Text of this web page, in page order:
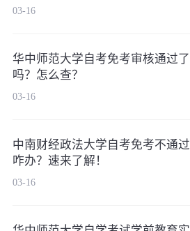
03-16
华中师范大学自考免考审核通过了
吗？怎么查？
03-16
中南财经政法大学自考免考不通过
咋办？速来了解！
03-16